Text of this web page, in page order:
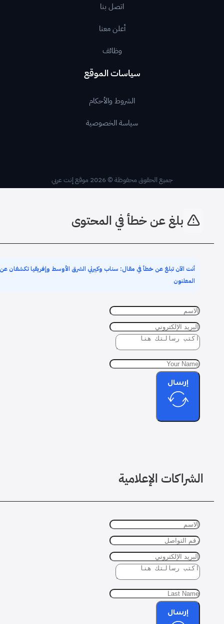
اتصل بنا
أعلن معنا
وظائف
سياسات الموقع
الشروط والأحكام
سياسة الخصوصية
جميع الحقوق محفوظة © 2026 موقع إنت عربي
بلغ عن خطأ في المحتوى
أنت الآن تبلغ عن خطأ في مقال: سناب وكيرني الشرق الأوسط وإفريقيا تكشفان
المعلنون
إرسال
الشراكات الإعلامية
إرسال